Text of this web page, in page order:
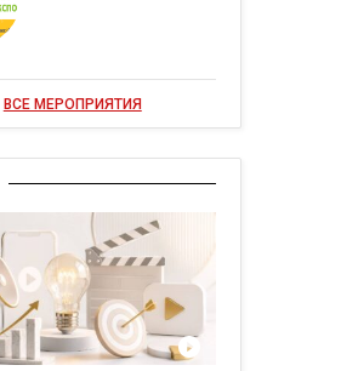
ВСЕ МЕРОПРИЯТИЯ